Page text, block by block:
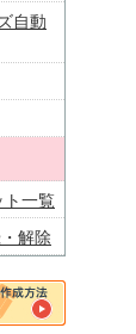
自動
ト一覧
解除